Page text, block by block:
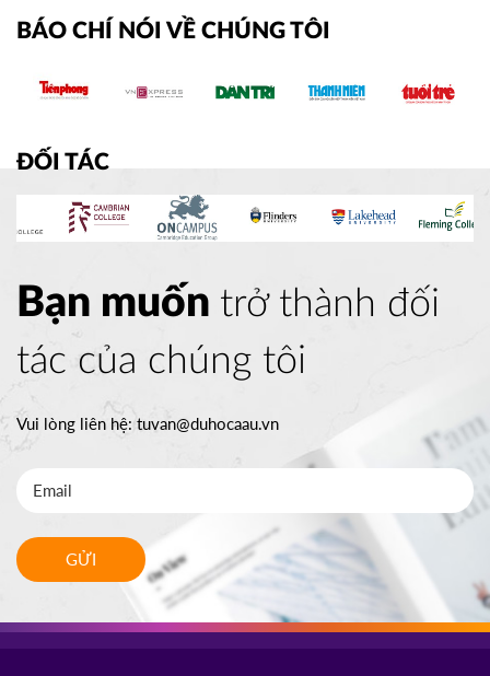
BÁO CHÍ NÓI VỀ CHÚNG TÔI
ĐỐI TÁC
Bạn muốn trở thành đối
tác của chúng tôi
Vui lòng liên hệ:tuvan@duhocaau.vn
GỬI